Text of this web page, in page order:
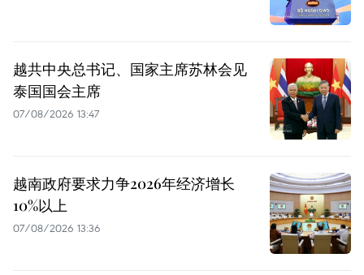
越共中央总书记、国家主席苏林会见
泰国国会主席
07/08/2026 13:47
越南政府要求力争2026年经济增长
10%以上
07/08/2026 13:36